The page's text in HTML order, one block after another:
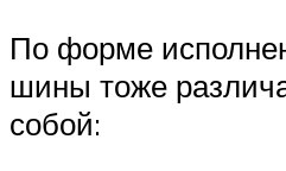
По форме
шины тоже
собой: